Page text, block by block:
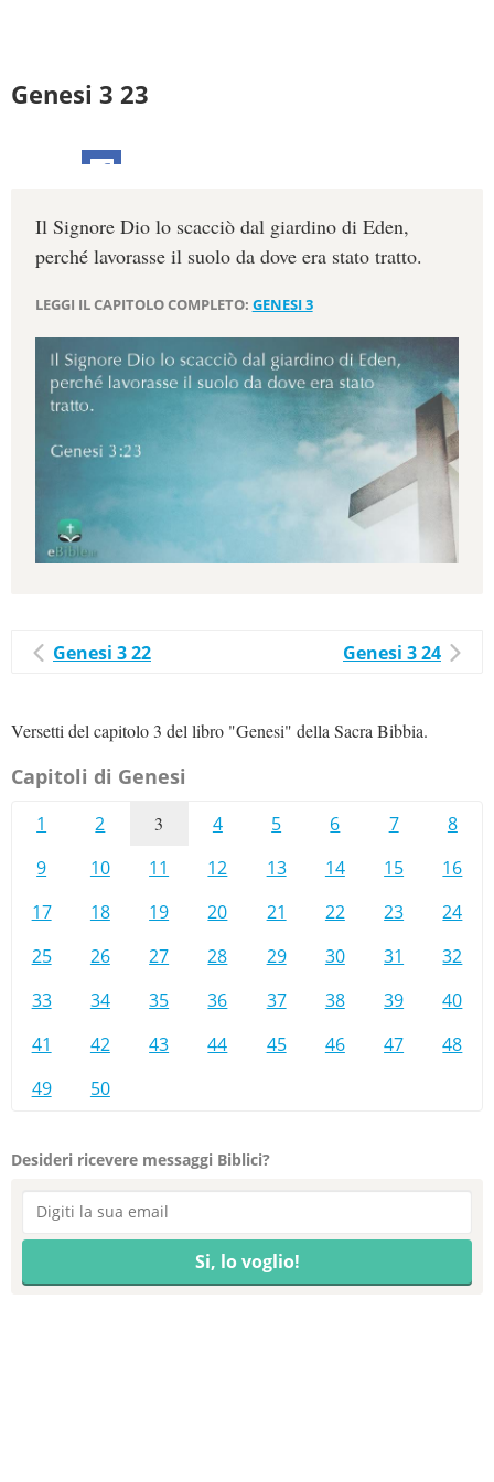
Genesi 3 23
Il Signore Dio lo scacciò dal giardino di Eden,
perché lavorasse il suolo da dove era stato tratto.
LEGGI IL CAPITOLO COMPLETO: GENESI 3
Genesi 3 22 Genesi 3 24
Versetti del capitolo 3 del libro "Genesi" della Sacra Bibbia.
Capitoli di Genesi
1 2 3 4 5 6 7
8
9
10 11 12 13 14 15
16
17
18 19 20 21 22 23
24
25
26 27 28 29 30 31
32
33
34 35 36 37 38 39
40
41
42 43 44 45 46 47
48
49
50
Desideri ricevere messaggi Biblici?